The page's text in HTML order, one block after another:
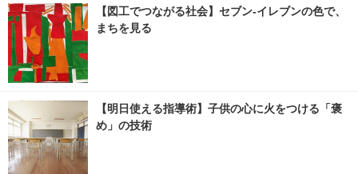
【図工でつながる社会】セブン‐イレブンの色で、
まちを見る
【明日使える指導術】子供の心に火をつける「褒
め」の技術